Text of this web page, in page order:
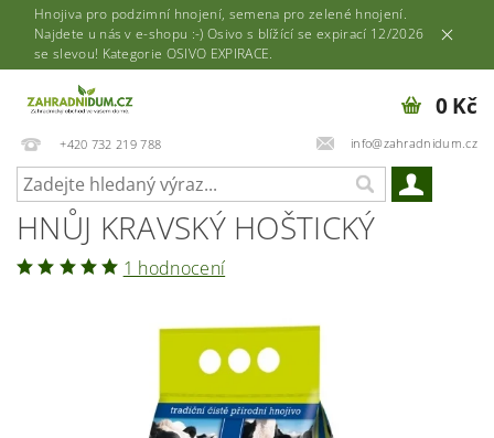
Hnojiva pro podzimní hnojení, semena pro zelené hnojení.
Najdete u nás v e-shopu :-) Osivo s blížící se expirací 12/2026
se slevou! Kategorie OSIVO EXPIRACE.
+420 732 219 788 info@zahradnidum.cz
0 Kč
HNŮJ KRAVSKÝ HOŠTICKÝ
1 hodnocení